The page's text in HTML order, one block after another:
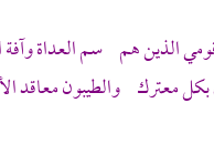
الذين هم سم العداة وآفة
بكل معترك والطيبون معاقد